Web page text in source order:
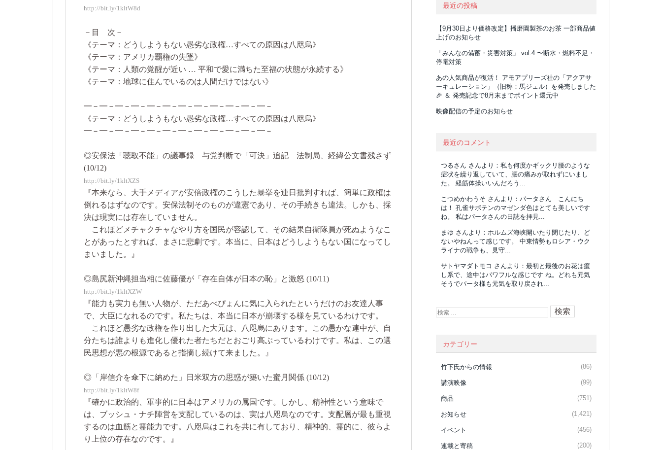
http://bit.ly/1kltW8d
－目 次－
《テーマ：どうしようもない愚劣な政権…すべての原因は八咫烏》
《テーマ：アメリカ覇権の失墜》
《テーマ：人類の覚醒が近い … 平和で愛に満ちた至福の状態が永続する》
《テーマ：地球に住んでいるのは人間だけではない》
━－━－━－━－━－━－━－━－━－━－━－━－
《テーマ：どうしようもない愚劣な政権…すべての原因は八咫烏》
━－━－━－━－━－━－━－━－━－━－━－━－
◎安保法「聴取不能」の議事録 与党判断で「可決」追記 法制局、経緯公文書残さず
(10/12)
http://bit.ly/1kltXZS
『本来なら、大手メディアが安倍政権のこうした暴挙を連日批判すれば、簡単に政権は
倒れるはずなのです。安保法制そのものが違憲であり、その手続きも違法。しかも、採
決は現実には存在していません。
これほどメチャクチャなやり方を国民が容認して、その結果自衛隊員が死ぬようなこ
とがあったとすれば、まさに悲劇です。本当に、日本はどうしようもない国になってし
まいました。』
◎島尻新沖縄担当相に佐藤優が「存在自体が日本の恥」と激怒 (10/11)
http://bit.ly/1kltXZW
『能力も実力も無い人物が、ただあべぴょんに気に入られたというだけのお友達人事
で、大臣になれるのです。私たちは、本当に日本が崩壊する様を見ているわけです。
これほど愚劣な政権を作り出した大元は、八咫烏にあります。この愚かな連中が、自
分たちは誰よりも進化し優れた者たちだとおごり高ぶっているわけです。私は、この選
民思想が悪の根源であると指摘し続けて来ました。』
◎「岸信介を傘下に納めた」日米双方の思惑が築いた蜜月関係 (10/12)
http://bit.ly/1kltW8f
『確かに政治的、軍事的に日本はアメリカの属国です。しかし、精神性という意味で
は、ブッシュ・ナチ陣営を支配しているのは、実は八咫烏なのです。支配層が最も重視
するのは血筋と霊能力です。八咫烏はこれを共に有しており、精神的、霊的に、彼らよ
り上位の存在なのです。』
最近の投稿
【9月30日より価格改定】播磨園製茶のお茶 一部商品値
上げのお知らせ
「みんなの備蓄・災害対策」 vol.4 〜断水・燃料不足・
停電対策
あの人気商品が復活！ アモアプリーズ社の「アクアサ
ーキュレーション」（旧称：馬ジェル）を発売しました
🎉 ＆ 発売記念で8月末までポイント還元中
映像配信の予定のお知らせ
最近のコメント
つるさん さんより： 私も何度かギックリ腰のような
症状を繰り返していて、腰の痛みが取れずにいまし
た。 経筋体操いいんだろう...
こつめかわうそ さんより： パータさん こんにち
は！ 孔雀サボテンのマゼンダ色はとても美しいです
ね。 私はパータさんの日誌を拝見...
まゆ さんより： ホルムズ海峡開いたり閉じたり、ど
ないやねんって感じです。 中東情勢もロシア・ウク
ライナの戦争も、見守...
サトヤマダトモコ さんより： 最初と最後のお花は癒
し系で、途中はパワフルな感じです ね。どれも元気
そうでパータ様も元気を取り戻され...
カテゴリー
竹下氏からの情報 (86)
講演映像 (99)
商品 (751)
お知らせ (1,421)
イベント (456)
連載と寄稿 (200)